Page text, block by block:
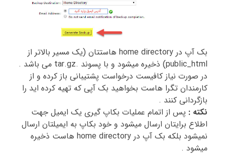
بک آپ در home directory هاستتان (یک مسیر بالاتر از
public_html) ذخیره میشود و با پسوند .tar.gz می باشد .
در صورت نیاز کافیست درخواست پشتیبانی باز کرده و از
کارمندان تگرا هاست بخواهید بک آپی که تهیه کرده اید را
بازگردانی کنند .
نکته : پس از اتمام عملیات بکاپ گیری یک ایمیل جهت
اطلاع برایتان ارسال میشود و خود بکاپ به ایمیلتان ارسال
نمیشود بلکه بک آپ در home directory هاست ذخیره
میشود .